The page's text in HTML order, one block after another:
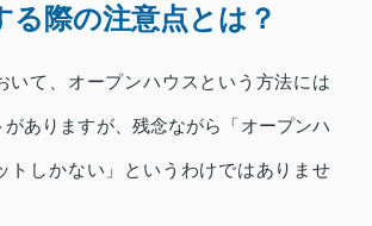
る際の注意点とは？
いて、オープンハウスという方法には
ありますが、残念ながら「オープンハ
トしかない」というわけではありませ